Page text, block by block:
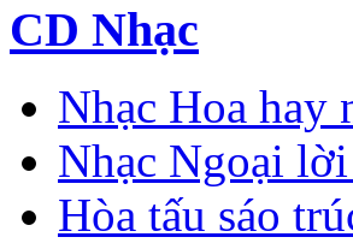
CD Nhạc
Nhạc Hoa hay
Nhạc Ngoại
Hòa tấu sáo